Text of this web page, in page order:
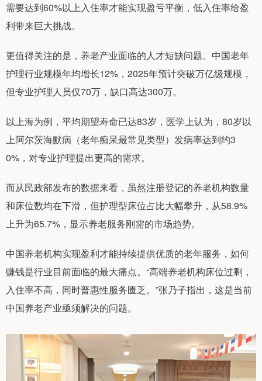
需要达到60%以上入住率才能实现盈亏平衡，低入住率给盈
利带来巨大挑战。
更值得关注的是，养老产业面临的人才短缺问题。中国老年
护理行业规模年均增长12%，2025年预计突破万亿级规模，
但专业护理人员仅70万，缺口高达300万。
以上海为例，平均期望寿命已达83岁，医学上认为，80岁以
上阿尔茨海默病（老年痴呆最常见类型）发病率达到约3
0%，对专业护理提出更高的需求。
而从民政部发布的数据来看，虽然注册登记的养老机构数量
和床位数均在下滑，但护理型床位占比大幅攀升，从58.9%
上升为65.7%，显示养老服务刚需的市场趋势。
中国养老机构实现盈利才能持续提供优质的老年服务，如何
赚钱是行业目前面临的最大痛点。“高端养老机构床位过剩，
入住率不高，同时普惠性服务匮乏。”张乃子指出，这是当前
中国养老产业亟须解决的问题。